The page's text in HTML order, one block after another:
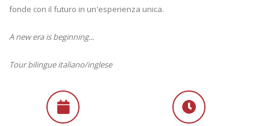
fonde con il futuro in un'esperienza unica.
A new era is beginning...
Tour bilingue italiano/inglese